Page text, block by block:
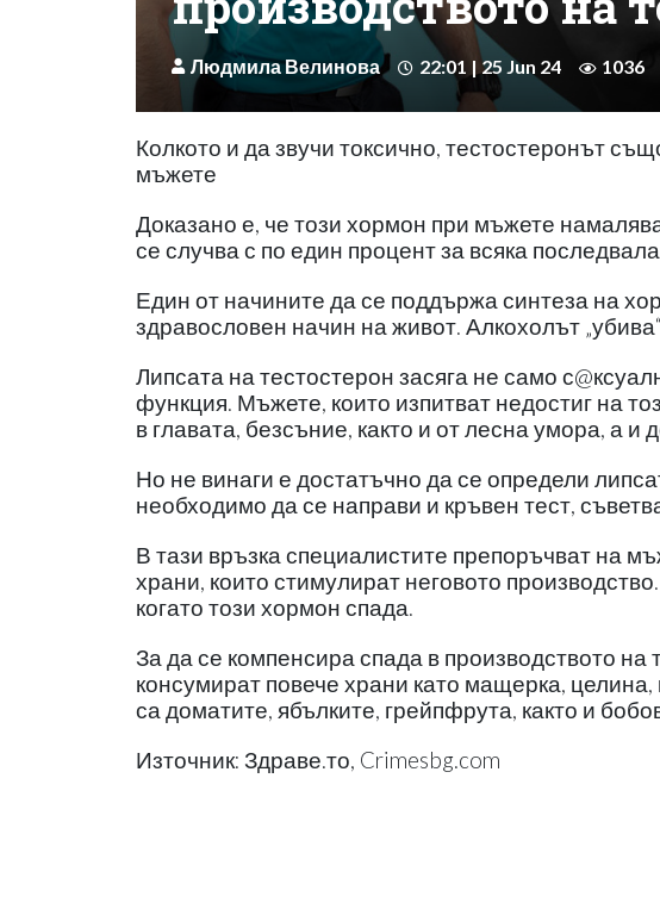
Людмила Велинова 22:01 | 25 Jun 24 1036
Колкото и да звучи токсично, тестостеронът
мъжете
Доказано е, че този хормон при мъжете
се случва с по един процент за всяка
Един от начините да се поддържа синтеза на
здравословен начин на живот. Алкохолът
Липсата на тестостерон засяга не само с@
функция. Мъжете, които изпитват недостиг на
в главата, безсъние, както и от лесна умора, а и
Но не винаги е достатъчно да се определи
необходимо да се направи и кръвен тест,
В тази връзка специалистите препоръчват на
храни, които стимулират неговото
когато този хормон спада.
За да се компенсира спада в производството на
консумират повече храни като мащерка,
са доматите, ябълките, грейпфрута, както и
Източник: Здраве.то, Crimesbg.com